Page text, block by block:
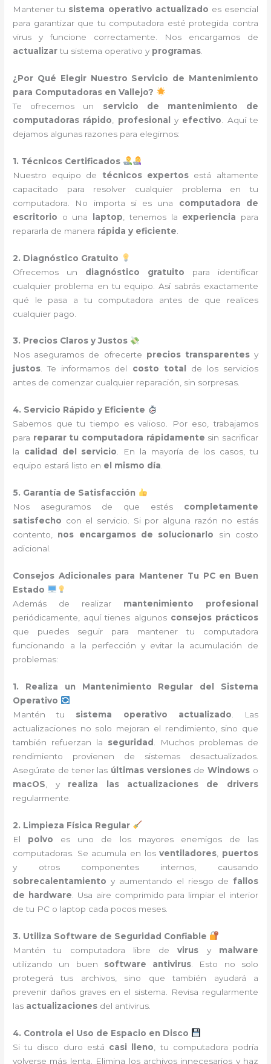
Mantener tu sistema operativo actualizado es esencial
para garantizar que tu computadora esté protegida contra
virus y funcione correctamente. Nos encargamos de
actualizartu sistema operativo y programas
¿Por Qué Elegir Nuestro Servicio de Mantenimiento
para Computadoras en Vallejo?
Te ofrecemos un servicio de mantenimiento de
computadoras rápido profesional y efectivo . Aquí te
dejamos algunas razones para elegirnos:
1. Técnicos Certificados
Nuestro equipo de técnicos expertosestá altamente
capacitado para resolver cualquier problema en tu
computadora. No importa si es una computadora de
escritorio o una laptop , tenemos la experiencia para
repararla de manera rápida y eficiente
2. Diagnóstico Gratuito
Ofrecemos un diagnóstico gratuito para identificar
cualquier problema en tu equipo. Así sabrás exactamente
qué le pasa a tu computadora antes de que realices
cualquier pago.
3. Precios Claros y Justos
Nos aseguramos de ofrecerte precios transparentesy
justos. Te informamos del costo total
de los servicios
antes de comenzar cualquier reparación, sin sorpresas.
4. Servicio Rápido y Eficiente
Sabemos que tu tiempo es valioso. Por eso, trabajamos
para reparar tu computadora rápidamente sin sacrificar
la calidad del servicio. En la mayoría de los casos, tu
equipo estará listo en el mismo día.
5. Garantía de Satisfacción
Nos aseguramos de que estés completamente
satisfecho con el servicio. Si por alguna razón no estás
contento, nos encargamos de solucionarlo sin costo
adicional.
Consejos Adicionales para Mantener Tu PC en Buen
Estado
Además de realizar mantenimiento profesional
periódicamente, aquí tienes algunos consejos prácticos
que puedes seguir para mantener tu computadora
funcionando a la perfección y evitar la acumulación de
problemas:
1. Realiza un Mantenimiento Regular del Sistema
Operativo
Mantén tu sistema operativo actualizado . Las
actualizaciones no solo mejoran el rendimiento, sino que
también refuerzan la seguridad
. Muchos problemas de
rendimiento provienen de sistemas desactualizados.
Asegúrate de tener las últimas versionesdeWindows o
macOS , y realiza las actualizaciones de drivers
regularmente.
2. Limpieza Física Regular
El polvo es uno de los mayores enemigos de las
computadoras. Se acumula en losventiladores
puertos
y otros componentes internos, causando
sobrecalentamiento y aumentando el riesgo de fallos
de hardware . Usa aire comprimido para limpiar el interior
de tu PC o laptop cada pocos meses.
3. Utiliza Software de Seguridad Confiable
Mantén tu computadora libre devirus y malware
utilizando un buen software antivirus . Esto no solo
protegerá tus archivos, sino que también ayudará a
prevenir daños graves en el sistema. Revisa regularmente
las actualizaciones del antivirus.
4. Controla el Uso de Espacio en Disco
Si tu disco duro está casi lleno , tu computadora podría
volverse más lenta. Elimina los archivos innecesarios y haz